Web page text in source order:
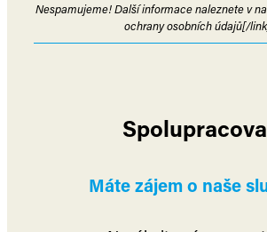
Nespamujeme! Další informace naleznete v
ochrany osobních údajů[/
Máte zájem o naše